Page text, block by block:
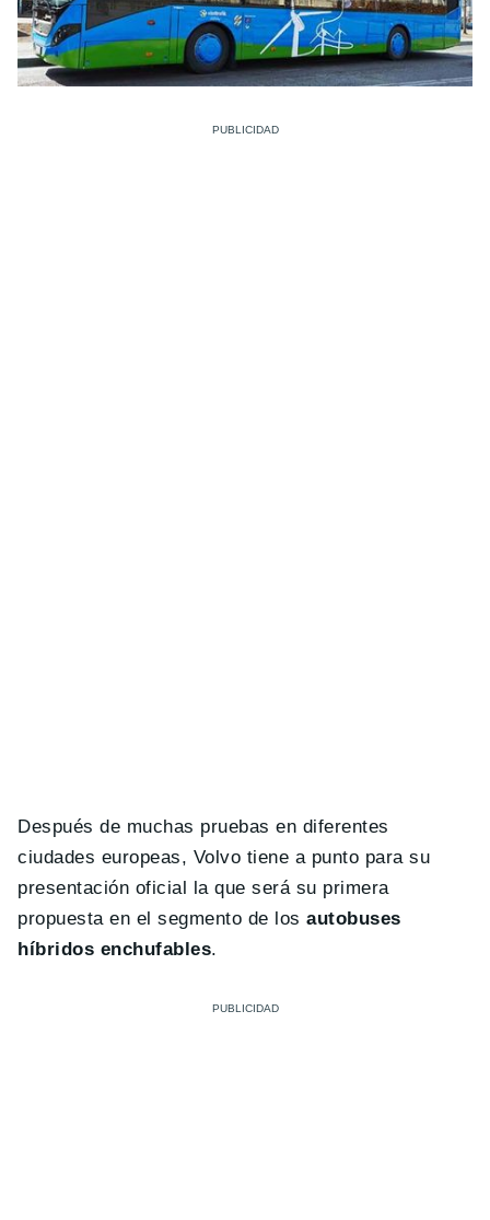
Después de muchas pruebas en diferentes
ciudades europeas, Volvo tiene a punto para su
presentación oficial la que será su primera
propuesta en el segmento de los autobuses
híbridos enchufables.